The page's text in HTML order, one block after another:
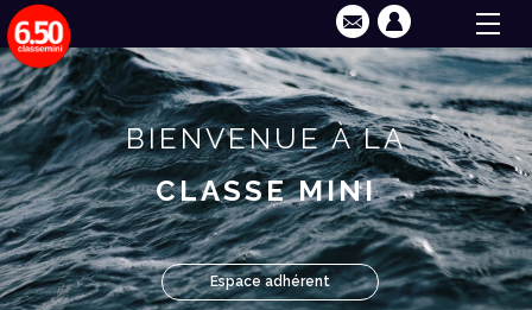
BIENVENUE À LA
CLASSE MINI
Espace adhérent